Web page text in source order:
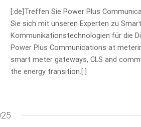
[:de]Treffen Sie Power Plus
Sie sich mit unseren Experten zu
Kommunikationstechnologien für die
Power Plus Communications at
smart meter gateways, CLS and
the energy transition.[:]